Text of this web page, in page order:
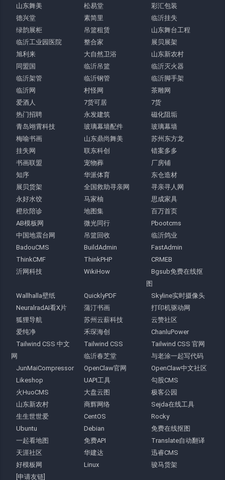
山东舞美
松易堂
彩汇包装
德兴堂
素简里
临沂挂失
绿韵展柜
吊篮租赁
山东舞台工程
临沂工业园医院
整合家
展贝展架
旭利来
大自然卫浴
山东新农村
同盟国
临沂吊篮
临沂灭火器
临沂架管
临沂钢管
临沂脚手架
临沂网
村怪网
茶雕网
爱酒人
7货可居
7货
热门招聘
永发建筑
磁化阻垢
青岛翊霄科技
玻璃幕墙配件
玻璃幕墙
梅喻书画
山东鼎尚舞美
苏州东方龙
挂失网
联东科创
错案多多
书画联盟
宠物葬
厂房铺
知序
华派体育
东仓造材
展贝货架
全国救助寻亲网
寻亲寻人网
永好水饺
马家柚
思成家具
橙欣陪诊
地图集
百万首页
AB模板网
微光同行
Pbootcms
中国地震台网
吊篮回收
临沂鸽业
BadouCMS
BuildAdmin
FastAdmin
ThinkCMF
ThinkPHP
CRMEB
沂网科技
WikiHow
Bgsub免费在线抠
图
Wallhalla壁纸
QuicklyPDF
Skyline实时摄像头
NeuralradAI看X片
蒲汀书画
打印机驱动网
狐狸导航
苏州云薪科技
云赞社区
爱纯净
禾琛海创
ChanluPower
Tailwind CSS 中文
网
Tailwind CSS
Tailwind CSS 官网
临沂春芝堂
与老涂一起写代码
JunMaiCompressor
OpenClaw官网
OpenClaw中文社区
Likeshop
UAPI工具
勾股CMS
火HuoCMS
大盘云图
极客公园
山东新农村
商辉网络
Sejda在线工具
生生世世爱
CentOS
Rocky
Ubuntu
Debian
免费在线抠图
一起看地图
免费API
Translate自动翻译
天涯社区
华建达
迅睿CMS
好模板网
Linux
骏马货架
[申请友链]